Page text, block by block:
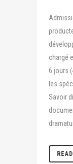
6 jours
les
Savoir